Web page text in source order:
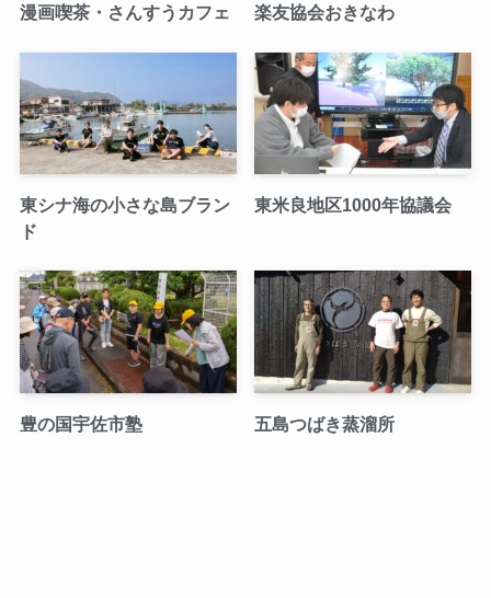
漫画喫茶・さんすうカフェ 楽友協会おきなわ
東シナ海の小さな島ブラン
ド
東米良地区1000年協議会
豊の国宇佐市塾 五島つばき蒸溜所